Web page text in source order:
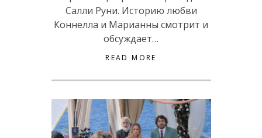
Салли Руни. Историю любви
Коннелла и Марианны смотрит и
обсуждает…
READ MORE